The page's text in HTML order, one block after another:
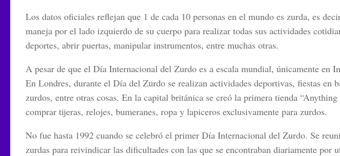
Los datos oficiales reflejan que 1 de cada 10 personas en el mundo es zurda, es
maneja por el lado izquierdo de su cuerpo para realizar todas sus actividades
deportes, abrir puertas, manipular instrumentos, entre muchas otras.
A pesar de que el Día Internacional del Zurdo es a escala mundial, únicamente en
En Londres, durante el Día del Zurdo se realizan actividades deportivas, fiestas en
zurdos, entre otras cosas. En la capital británica se creó la primera tienda
comprar tijeras, relojes, bumeranes, ropa y lapiceros exclusivamente para zurdos.
No fue hasta 1992 cuando se celebró el primer Día Internacional del Zurdo. Se
zurdas para reivindicar las dificultades con las que se encontraban diariamente por